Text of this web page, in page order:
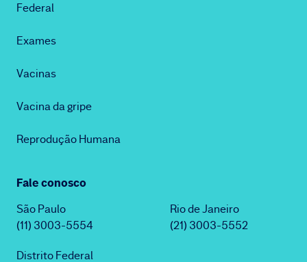
Federal
Exames
Vacinas
Vacina da gripe
Reprodução Humana
Fale conosco
São Paulo
(11) 3003-5554
Rio de Janeiro
(21) 3003-5552
Distrito Federal